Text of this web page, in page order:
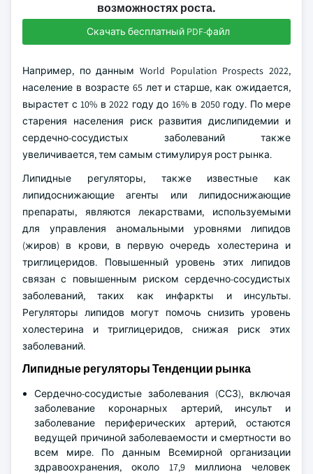
возможностях роста.
Скачать бесплатный PDF-файл
Например, по данным World Population Prospects 2022,
население в возрасте 65 лет и старше, как ожидается,
вырастет с 10% в 2022 году до 16% в 2050 году. По мере
старения населения риск развития дислипидемии и
сердечно-сосудистых заболеваний также
увеличивается, тем самым стимулируя рост рынка.
Липидные регуляторы, также известные как
липидоснижающие агенты или липидоснижающие
препараты, являются лекарствами, используемыми
для управления аномальными уровнями липидов
(жиров) в крови, в первую очередь холестерина и
триглицеридов. Повышенный уровень этих липидов
связан с повышенным риском сердечно-сосудистых
заболеваний, таких как инфаркты и инсульты.
Регуляторы липидов могут помочь снизить уровень
холестерина и триглицеридов, снижая риск этих
заболеваний.
Липидные регуляторы Тенденции рынка
Сердечно-сосудистые заболевания (ССЗ), включая
заболевание коронарных артерий, инсульт и
заболевание периферических артерий, остаются
ведущей причиной заболеваемости и смертности во
всем мире. По данным Всемирной организации
здравоохранения, около 17,9 миллиона человек